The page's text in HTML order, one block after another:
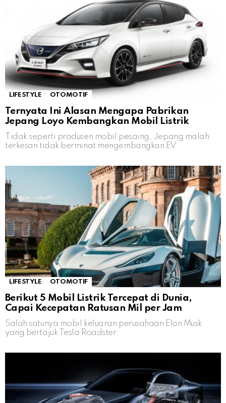
LIFESTYLE OTOMOTIF
Ternyata Ini Alasan Mengapa Pabrikan
Jepang Loyo Kembangkan Mobil Listrik
Tidak seperti produsen mobil pesaing, Jepang malah
terkesan tidak berminat mengembangkan EV
LIFESTYLE OTOMOTIF
Berikut 5 Mobil Listrik Tercepat di Dunia,
Capai Kecepatan Ratusan Mil per Jam
Salah satunya mobil keluaran perusahaan Elon Musk
yang bertajuk Tesla Roadster